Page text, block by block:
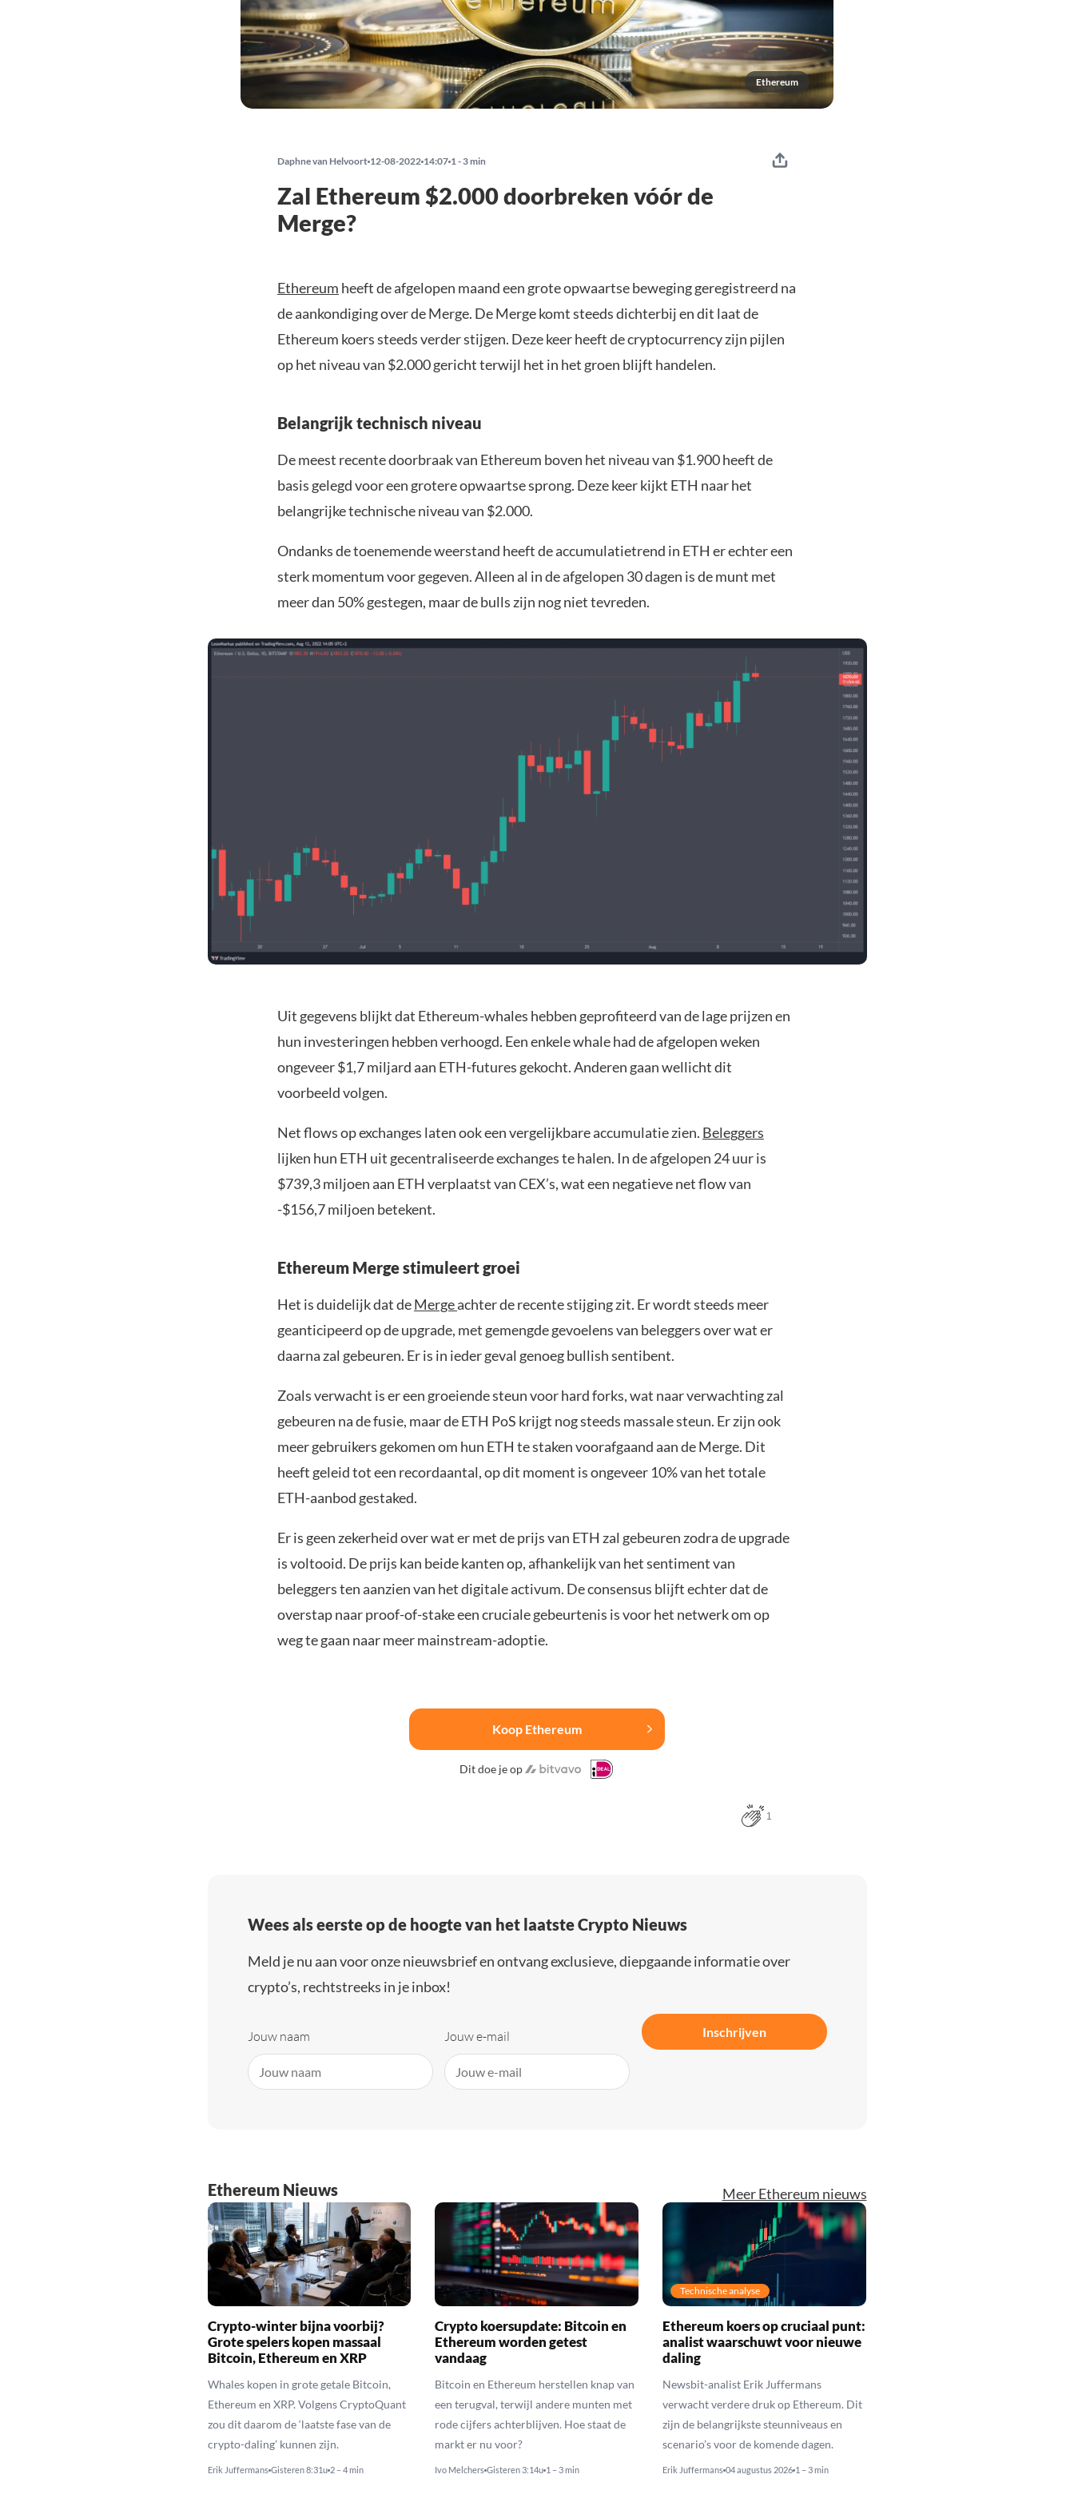
Ethereum
Daphne van Helvoort 12-08-2022 14:07 1 - 3 min
Zal Ethereum $2.000 doorbreken vóór de
Merge?
Ethereum heeft de afgelopen maand een grote opwaartse beweging geregistreerd na
de aankondiging over de Merge. De Merge komt steeds dichterbij en dit laat de
Ethereum koers steeds verder stijgen. Deze keer heeft de cryptocurrency zijn pijlen
op het niveau van $2.000 gericht terwijl het in het groen blijft handelen.
Belangrijk technisch niveau
De meest recente doorbraak van Ethereum boven het niveau van $1.900 heeft de
basis gelegd voor een grotere opwaartse sprong. Deze keer kijkt ETH naar het
belangrijke technische niveau van $2.000.
Ondanks de toenemende weerstand heeft de accumulatietrend in ETH er echter een
sterk momentum voor gegeven. Alleen al in de afgelopen 30 dagen is de munt met
meer dan 50% gestegen, maar de bulls zijn nog niet tevreden.
Uit gegevens blijkt dat Ethereum-whales hebben geprofiteerd van de lage prijzen en
hun investeringen hebben verhoogd. Een enkele whale had de afgelopen weken
ongeveer $1,7 miljard aan ETH-futures gekocht. Anderen gaan wellicht dit
voorbeeld volgen.
Net flows op exchanges laten ook een vergelijkbare accumulatie zien. Beleggers
lijken hun ETH uit gecentraliseerde exchanges te halen. In de afgelopen 24 uur is
$739,3 miljoen aan ETH verplaatst van CEX’s, wat een negatieve net flow van
-$156,7 miljoen betekent.
Ethereum Merge stimuleert groei
Het is duidelijk dat deMergeachter de recente stijging zit. Er wordt steeds meer
geanticipeerd op de upgrade, met gemengde gevoelens van beleggers over wat er
daarna zal gebeuren. Er is in ieder geval genoeg bullish sentibent.
Zoals verwacht is er een groeiende steun voor hard forks, wat naar verwachting zal
gebeuren na de fusie, maar de ETH PoS krijgt nog steeds massale steun. Er zijn ook
meer gebruikers gekomen om hun ETH te staken voorafgaand aan de Merge. Dit
heeft geleid tot een recordaantal, op dit moment is ongeveer 10% van het totale
ETH-aanbod gestaked.
Er is geen zekerheid over wat er met de prijs van ETH zal gebeuren zodra de upgrade
is voltooid. De prijs kan beide kanten op, afhankelijk van het sentiment van
beleggers ten aanzien van het digitale activum. De consensus blijft echter dat de
overstap naar proof-of-stake een cruciale gebeurtenis is voor het netwerk om op
weg te gaan naar meer mainstream-adoptie.
Koop Ethereum
Dit doe je op
1
Wees als eerste op de hoogte van het laatste Crypto Nieuws
Meld je nu aan voor onze nieuwsbrief en ontvang exclusieve, diepgaande informatie over
crypto’s, rechtstreeks in je inbox!
Jouw naam Jouw e-mail Inschrijven
Ethereum Nieuws Meer Ethereum nieuws
Crypto-winter bijna voorbij?
Grote spelers kopen massaal
Bitcoin, Ethereum en XRP
Whales kopen in grote getale Bitcoin,
Ethereum en XRP. Volgens CryptoQuant
zou dit daarom de ‘laatste fase van de
crypto-daling’ kunnen zijn.
Erik Juffermans Gisteren 8:31u 2 – 4 min
Crypto koersupdate: Bitcoin en
Ethereum worden getest
vandaag
Bitcoin en Ethereum herstellen knap van
een terugval, terwijl andere munten met
rode cijfers achterblijven. Hoe staat de
markt er nu voor?
Ivo Melchers Gisteren 3:14u 1 – 3 min
Technische analyse
Ethereum koers op cruciaal punt:
analist waarschuwt voor nieuwe
daling
Newsbit-analist Erik Juffermans
verwacht verdere druk op Ethereum. Dit
zijn de belangrijkste steunniveaus en
scenario’s voor de komende dagen.
Erik Juffermans 04 augustus 2026 1 – 3 min